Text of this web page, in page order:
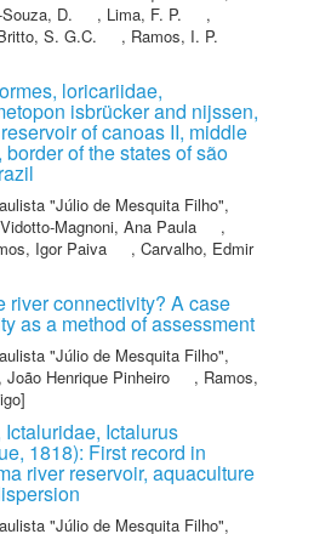
D. , Lima, F. P.
,
S. G.C. , Ramos, I. P.
loricariidae,
isbrücker and nijssen,
of canoas II, middle
of the states of são
"Júlio de Mesquita Filho",
Vidotto-Magnoni, Ana Paula
,
Igor Paiva , Carvalho, Edmir
river connectivity? A case
as a method of assessment
"Júlio de Mesquita Filho",
João Henrique Pinheiro , Ramos,
Ictalurus
1818): First record in
river reservoir, aquaculture
"Júlio de Mesquita Filho",